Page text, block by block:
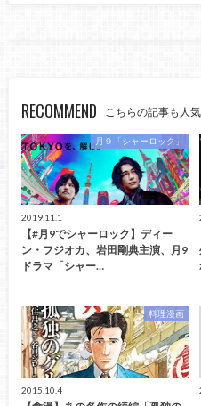
RECOMMEND こちらの記事も人気
月９「シャーロック」
2019.11.1
【#月9でシャーロック】ディー
ン・フジオカ、岩田剛典主演、月9
ドラマ「シャー…
料理漫画
2015.10.4